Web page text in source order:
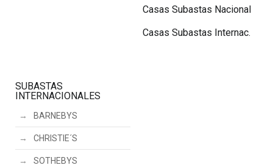
Casas Subastas Nacional
Casas Subastas Internac.
SUBASTAS
INTERNACIONALES
BARNEBYS
CHRISTIE´S
SOTHEBYS